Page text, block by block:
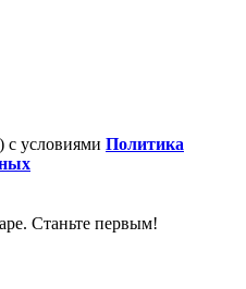
с условиями Политика
Станьте первым!